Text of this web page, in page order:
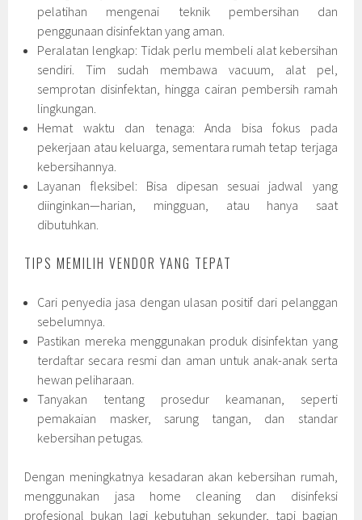
pelatihan mengenai teknik pembersihan dan
penggunaan disinfektan yang aman.
Peralatan lengkap: Tidak perlu membeli alat kebersihan
sendiri. Tim sudah membawa vacuum, alat pel,
semprotan disinfektan, hingga cairan pembersih ramah
lingkungan.
Hemat waktu dan tenaga: Anda bisa fokus pada
pekerjaan atau keluarga, sementara rumah tetap terjaga
kebersihannya.
Layanan fleksibel: Bisa dipesan sesuai jadwal yang
diinginkan—harian, mingguan, atau hanya saat
dibutuhkan.
TIPS MEMILIH VENDOR YANG TEPAT
Cari penyedia jasa dengan ulasan positif dari pelanggan
sebelumnya.
Pastikan mereka menggunakan produk disinfektan yang
terdaftar secara resmi dan aman untuk anak-anak serta
hewan peliharaan.
Tanyakan tentang prosedur keamanan, seperti
pemakaian masker, sarung tangan, dan standar
kebersihan petugas.
Dengan meningkatnya kesadaran akan kebersihan rumah,
menggunakan jasa home cleaning dan disinfeksi
profesional bukan lagi kebutuhan sekunder, tapi bagian